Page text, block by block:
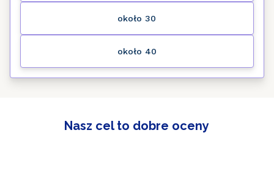
około 30
około 40
Nasz cel to dobre oceny